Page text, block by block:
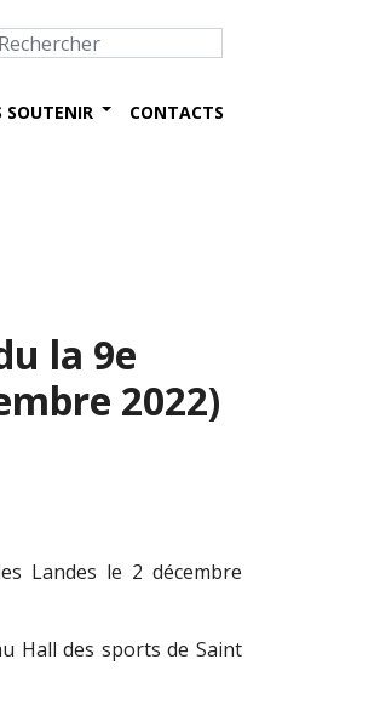
SOUTENIR CONTACTS
la 9e
2022)
Landes le 2 décembre
Hall des sports de Saint